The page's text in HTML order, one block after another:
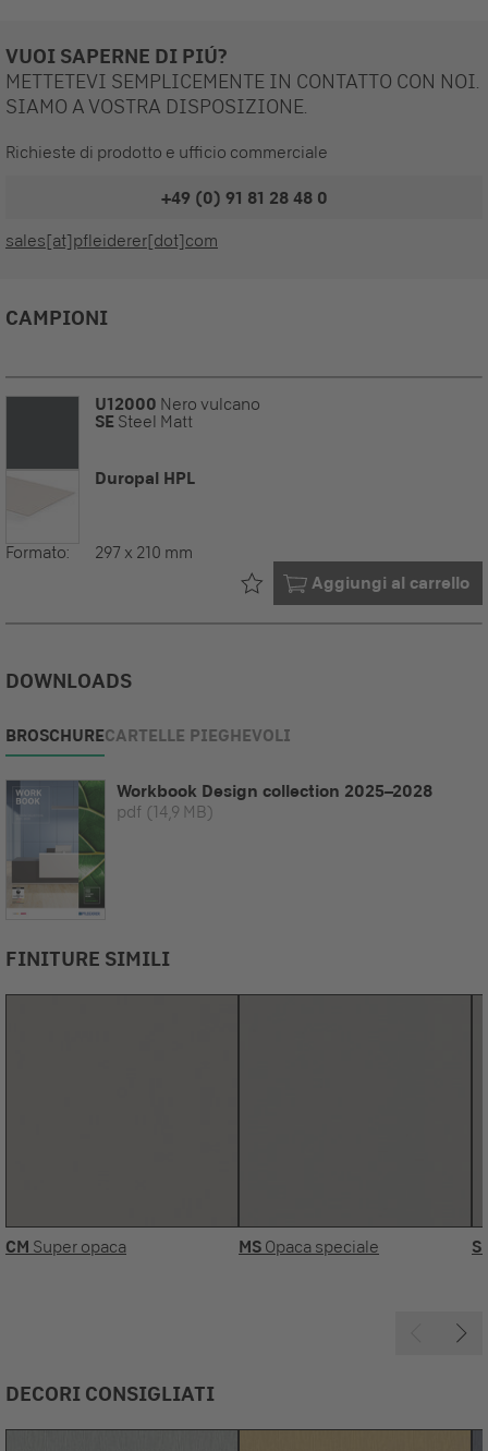
VUOI SAPERNE DI PIÚ?
METTETEVI SEMPLICEMENTE IN CONTATTO CON NOI.
SIAMO A VOSTRA DISPOSIZIONE.
Richieste di prodotto e ufficio commerciale
+49 (0) 91 81 28 48 0
sales[at]pfleiderer[dot]com
CAMPIONI
U12000 Nero vulcano
SE Steel Matt
Duropal HPL
Formato: 297 x 210 mm
Aggiungi al carrello
Già nel tuo
DOWNLOADS
BROSCHURECARTELLE PIEGHEVOLI
Workbook Design collection 2025–2028
pdf (14,9 MB)
FINITURE SIMILI
CM Super opaca MS Opaca speciale
DECORI CONSIGLIATI